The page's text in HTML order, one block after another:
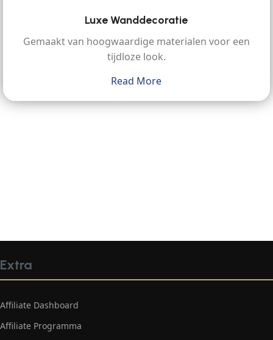
Luxe Wanddecoratie
Gemaakt van hoogwaardige materialen voor een
tijdloze look.
Read More
Extra
Affiliate Dashboard
Affiliate Programma